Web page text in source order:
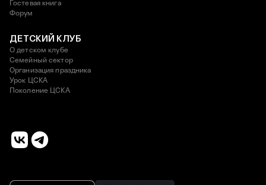
Гостевая книга
Форум
ДЕТСКИЙ КЛУБ
О детском клубе
Семейный сектор
Организация праздника
Урок ЦСКА
Поколение ЦСКА